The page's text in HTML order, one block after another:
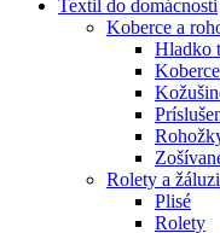
Textil do domácnosti
Koberce a
Hladko
Rolety a
Plisé
Rolety